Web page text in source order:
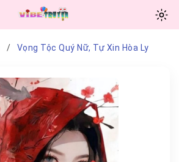
Vọng Tộc Quý Nữ, Tự Xin Hòa Ly